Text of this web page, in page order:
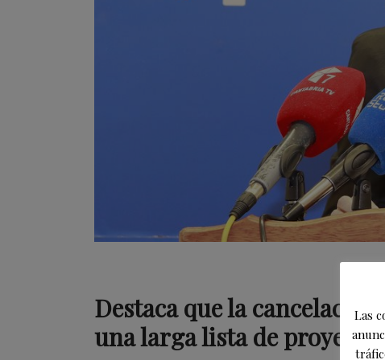
Destaca que la
una larga lista de
Las